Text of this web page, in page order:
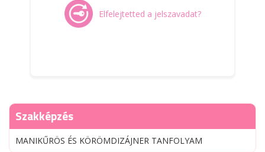
Elfelejtetted a jelszavadat?
Szakképzés
MANIKŰRÖS ÉS KÖRÖMDIZÁJNER TANFOLYAM